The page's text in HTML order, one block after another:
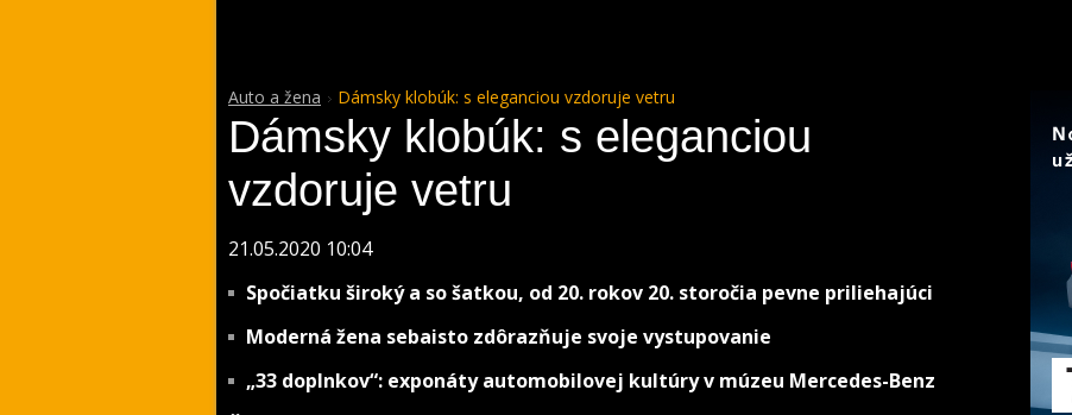
Auto a žena Dámsky klobúk: s eleganciou vzdoruje vetru
Dámsky klobúk: s eleganciou
vzdoruje vetru
21.05.2020 10:04
Spočiatku široký a so šatkou, od 20. rokov 20. storočia pevne priliehajúci
Moderná žena sebaisto zdôrazňuje svoje vystupovanie
„33 doplnkov“: exponáty automobilovej kultúry v múzeu Mercedes-Benz